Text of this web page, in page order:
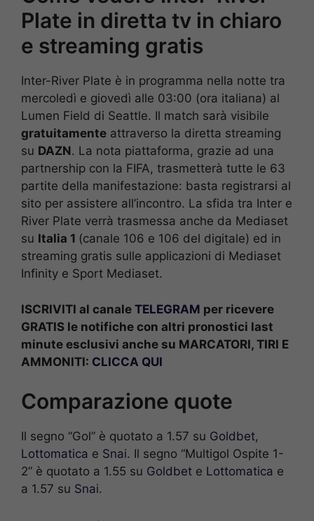
Plate in diretta tv in chiaro
e streaming gratis
Inter-River Plate è in programma nella notte tra
mercoledì e giovedì alle 03:00 (ora italiana) al
Lumen Field di Seattle. Il match sarà visibile
gratuitamente attraverso la diretta streaming
su DAZN. La nota piattaforma, grazie ad una
partnership con la FIFA, trasmetterà tutte le 63
partite della manifestazione: basta registrarsi al
sito per assistere all’incontro. La sfida tra Inter e
River Plate verrà trasmessa anche da Mediaset
su Italia 1 (canale 106 e 106 del digitale) ed in
streaming gratis sulle applicazioni di Mediaset
Infinity e Sport Mediaset.
ISCRIVITI al canale TELEGRAM per ricevere
GRATIS le notifiche con altri pronostici last
minute esclusivi anche su MARCATORI, TIRI E
AMMONITI: CLICCA QUI
Comparazione quote
Il segno “Gol” è quotato a 1.57 su Goldbet,
Lottomatica e Snai. Il segno “Multigol Ospite 1-
2” è quotato a 1.55 su Goldbet e Lottomatica e
a 1.57 su Snai.